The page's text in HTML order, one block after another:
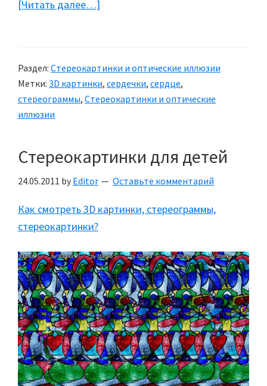
[Читать далее…]
Раздел: Стереокартинки и оптические иллюзии
Метки: 3D картинки, сердечки, сердце,
стереограммы, Стереокартинки и оптические
иллюзии
Стереокартинки для детей
24.05.2011 by Editor Оставьте комментарий
Как смотреть 3D картинки, стереограммы,
стереокартинки?